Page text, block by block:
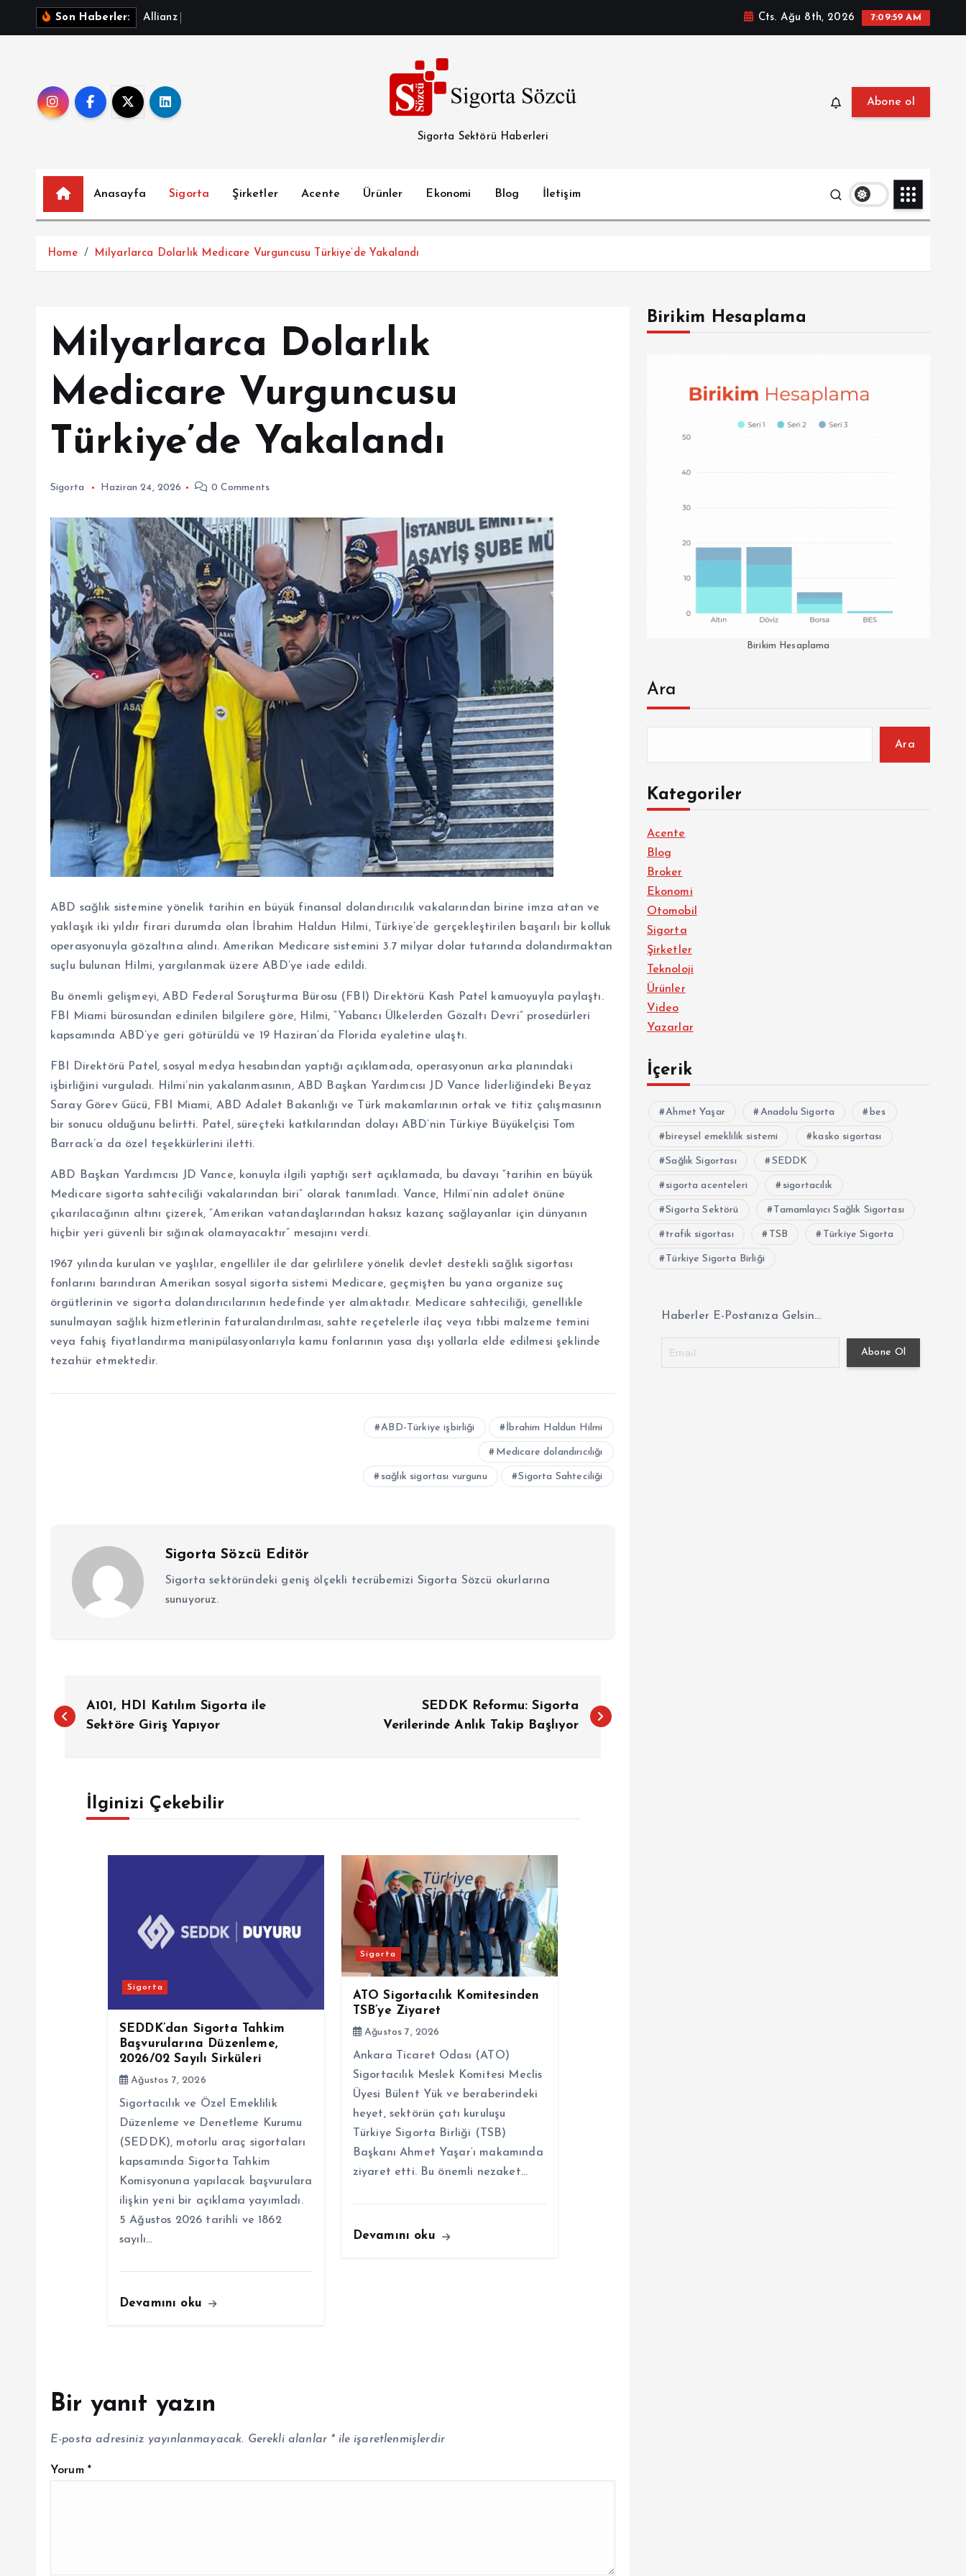
Son Haberler: A ian z Cts. Ağu 8th, 2026 7:10:00 AM
Sigorta Sektörü Haberleri
Abone ol
Anasayfa Sigorta Şirketler Acente Ürünler Ekonomi Blog İletişim
Home Milyarlarca Dolarlık Medicare Vurguncusu Türkiye’de Yakalandı
Milyarlarca Dolarlık
Medicare Vurguncusu
Türkiye’de Yakalandı
Sigorta Haziran 24, 2026 0 Comments
ABD sağlık sistemine yönelik tarihin en büyük finansal dolandırıcılık vakalarından birine imza atan ve
yaklaşık iki yıldır firari durumda olan İbrahim Haldun Hilmi, Türkiye’de gerçekleştirilen başarılı bir kolluk
operasyonuyla gözaltına alındı. Amerikan Medicare sistemini 3.7 milyar dolar tutarında dolandırmaktan
suçlu bulunan Hilmi, yargılanmak üzere ABD’ye iade edildi.
Bu önemli gelişmeyi, ABD Federal Soruşturma Bürosu (FBI) Direktörü Kash Patel kamuoyuyla paylaştı.
FBI Miami bürosundan edinilen bilgilere göre, Hilmi, “Yabancı Ülkelerden Gözaltı Devri” prosedürleri
kapsamında ABD’ye geri götürüldü ve 19 Haziran’da Florida eyaletine ulaştı.
FBI Direktörü Patel, sosyal medya hesabından yaptığı açıklamada, operasyonun arka planındaki
işbirliğini vurguladı. Hilmi’nin yakalanmasının, ABD Başkan Yardımcısı JD Vance liderliğindeki Beyaz
Saray Görev Gücü, FBI Miami, ABD Adalet Bakanlığı ve Türk makamlarının ortak ve titiz çalışmasının
bir sonucu olduğunu belirtti. Patel, süreçteki katkılarından dolayı ABD’nin Türkiye Büyükelçisi Tom
Barrack’a da özel teşekkürlerini iletti.
ABD Başkan Yardımcısı JD Vance, konuyla ilgili yaptığı sert açıklamada, bu davayı “tarihin en büyük
Medicare sigorta sahteciliği vakalarından biri” olarak tanımladı. Vance, Hilmi’nin adalet önüne
çıkarılacağının altını çizerek, “Amerikan vatandaşlarından haksız kazanç sağlayanlar için dünyanın
hiçbir yeri güvenli bir sığınak olamayacaktır” mesajını verdi.
1967 yılında kurulan ve yaşlılar, engelliler ile dar gelirlilere yönelik devlet destekli sağlık sigortası
fonlarını barındıran Amerikan sosyal sigorta sistemi Medicare, geçmişten bu yana organize suç
örgütlerinin ve sigorta dolandırıcılarının hedefinde yer almaktadır. Medicare sahteciliği, genellikle
sunulmayan sağlık hizmetlerinin faturalandırılması, sahte reçetelerle ilaç veya tıbbi malzeme temini
veya fahiş fiyatlandırma manipülasyonlarıyla kamu fonlarının yasa dışı yollarla elde edilmesi şeklinde
tezahür etmektedir.
ABD-Türkiye işbirliği İbrahim Haldun Hilmi
Medicare dolandırıcılığı
sağlık sigortası vurgunu Sigorta Sahteciliği
Sigorta Sözcü Editör
Sigorta sektöründeki geniş ölçekli tecrübemizi Sigorta Sözcü okurlarına
sunuyoruz.
a
A101, HDI Katılım Sigorta ile
Sektöre Giriş Yapıyor
SEDDK Reformu: Sigorta
Verilerinde Anlık Takip Başlıyor
İlginizi Çekebilir
Sigorta
SEDDK’dan Sigorta Tahkim
Başvurularına Düzenleme,
2026/02 Sayılı Sirküleri
Ağustos 7, 2026
Sigortacılık ve Özel Emeklilik
Düzenleme ve Denetleme Kurumu
(SEDDK), motorlu araç sigortaları
kapsamında Sigorta Tahkim
Komisyonuna yapılacak başvurulara
ilişkin yeni bir açıklama yayımladı.
5 Ağustos 2026 tarihli ve 1862
sayılı…
Devamını oku
Sigorta
ATO Sigortacılık Komitesinden
TSB’ye Ziyaret
Ağustos 7, 2026
Ankara Ticaret Odası (ATO)
Sigortacılık Meslek Komitesi Meclis
Üyesi Bülent Yük ve beraberindeki
heyet, sektörün çatı kuruluşu
Türkiye Sigorta Birliği (TSB)
Başkanı Ahmet Yaşar‘ı makamında
ziyaret etti. Bu önemli nezaket…
Devamını oku
Bir yanıt yazın
E-posta adresiniz yayınlanmayacak. Gerekli alanlar *ile işaretlenmişlerdir
Yorum *
Birikim Hesaplama
Birikim Hesaplama
Ara
Ara
Kategoriler
Acente
Blog
Broker
Ekonomi
Otomobil
Sigorta
Şirketler
Teknoloji
Ürünler
Video
Yazarlar
İçerik
Ahmet Yaşar Anadolu Sigorta bes
bireysel emeklilik sistemi kasko sigortası
Sağlık Sigortası SEDDK
sigorta acenteleri sigortacılık
Sigorta Sektörü Tamamlayıcı Sağlık Sigortası
trafik sigortası TSB Türkiye Sigorta
Türkiye Sigorta Birliği
Haberler E-Postanıza Gelsin...